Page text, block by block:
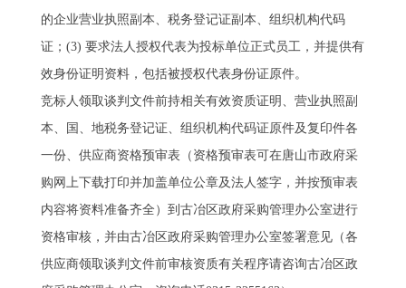
的企业营业执照副本、税务登记证副本、组织机构代码
证；(3) 要求法人授权代表为投标单位正式员工，并提供有
效身份证明资料，包括被授权代表身份证原件。
竞标人领取谈判文件前持相关有效资质证明、营业执照副
本、国、地税务登记证、组织机构代码证原件及复印件各
一份、供应商资格预审表（资格预审表可在唐山市政府采
购网上下载打印并加盖单位公章及法人签字，并按预审表
内容将资料准备齐全）到古冶区政府采购管理办公室进行
资格审核，并由古冶区政府采购管理办公室签署意见（各
供应商领取谈判文件前审核资质有关程序请咨询古冶区政